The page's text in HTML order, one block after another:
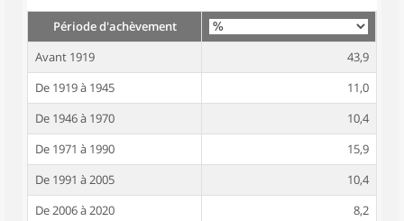
Période d'achèvement
Avant 1919
43,9
De 1919 à 1945
11,0
De 1946 à 1970
10,4
De 1971 à 1990
15,9
De 1991 à 2005
10,4
De 2006 à 2020
8,2